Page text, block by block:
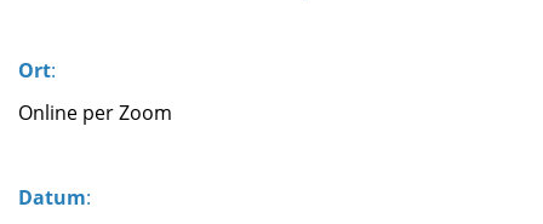
Ort:
Online per Zoom
Datum: